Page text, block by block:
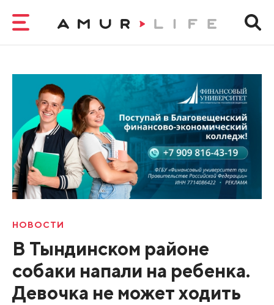
НОВОСТИ
В Тындинском районе
собаки напали на ребенка.
Девочка не может ходить